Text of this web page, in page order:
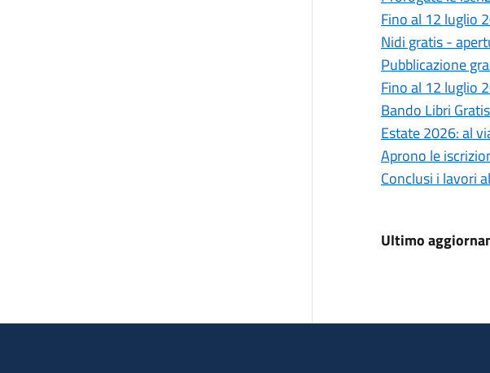
Fino al 12 luglio
Nidi gratis -
Pubblicazione
Fino al 12 luglio
Bando Libri
Estate 2026: al
Aprono le
Conclusi i lavori
Ultimo